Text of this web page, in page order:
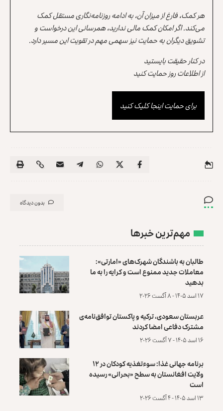
هر کمک، فارغ از میزان آن، به ادامه روزنامه‌نگاری مستقل کمک
می‌کند. اگر امکان کمک مالی ندارید، همرسانی این درخواست و
تشویق دیگران به حمایت نیز سهمی مهم در تقویت این مسیر دارد.
در کنار حقیقت بایستید
از اطلاعات روز حمایت کنید
برای حمایت اینجا کلیک کنید
بدون دیدگاه
مهم‌ترین خبرها
طالبان به باشندگان شهرک‌های «امارتی»:
معاملات جدید ممنوع است و کرایه را به ما
بدهید
۱۷ اسد ۱۴۰۵ - ۸ آگست ۲۰۲۶
عربستان سعودی، ترکیه و پاکستان توافق‌نامه‌ی
مشترک دفاعی امضا کردند
۱۶ اسد ۱۴۰۵ - ۷ آگست ۲۰۲۶
برنامه جهانی غذا: سوءتغذیه کودکان در ۱۲
ولایت افغانستان به سطح «بحرانی» رسیده
است
۱۳ اسد ۱۴۰۵ - ۴ آگست ۲۰۲۶